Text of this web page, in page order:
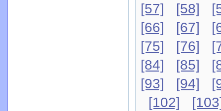
[57]
[58]
[66]
[67]
[75]
[76]
[84]
[85]
[93]
[94]
[102]